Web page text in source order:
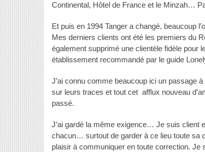
Continental, Hôtel de France et le Minzah…
Et puis en 1994 Tanger a changé, beaucoup
Mes derniers clients ont été les premiers du
également supprimé une clientèle fidèle pour
établissement recommandé par le guide
J’ai connu comme beaucoup ici un passage
sur leurs traces et tout cet afflux nouveau
passé.
J’ai gardé la même exigence… Je suis client
chacun… surtout de garder à ce lieu toute sa
plaisir à communiquer en toute correction. Je